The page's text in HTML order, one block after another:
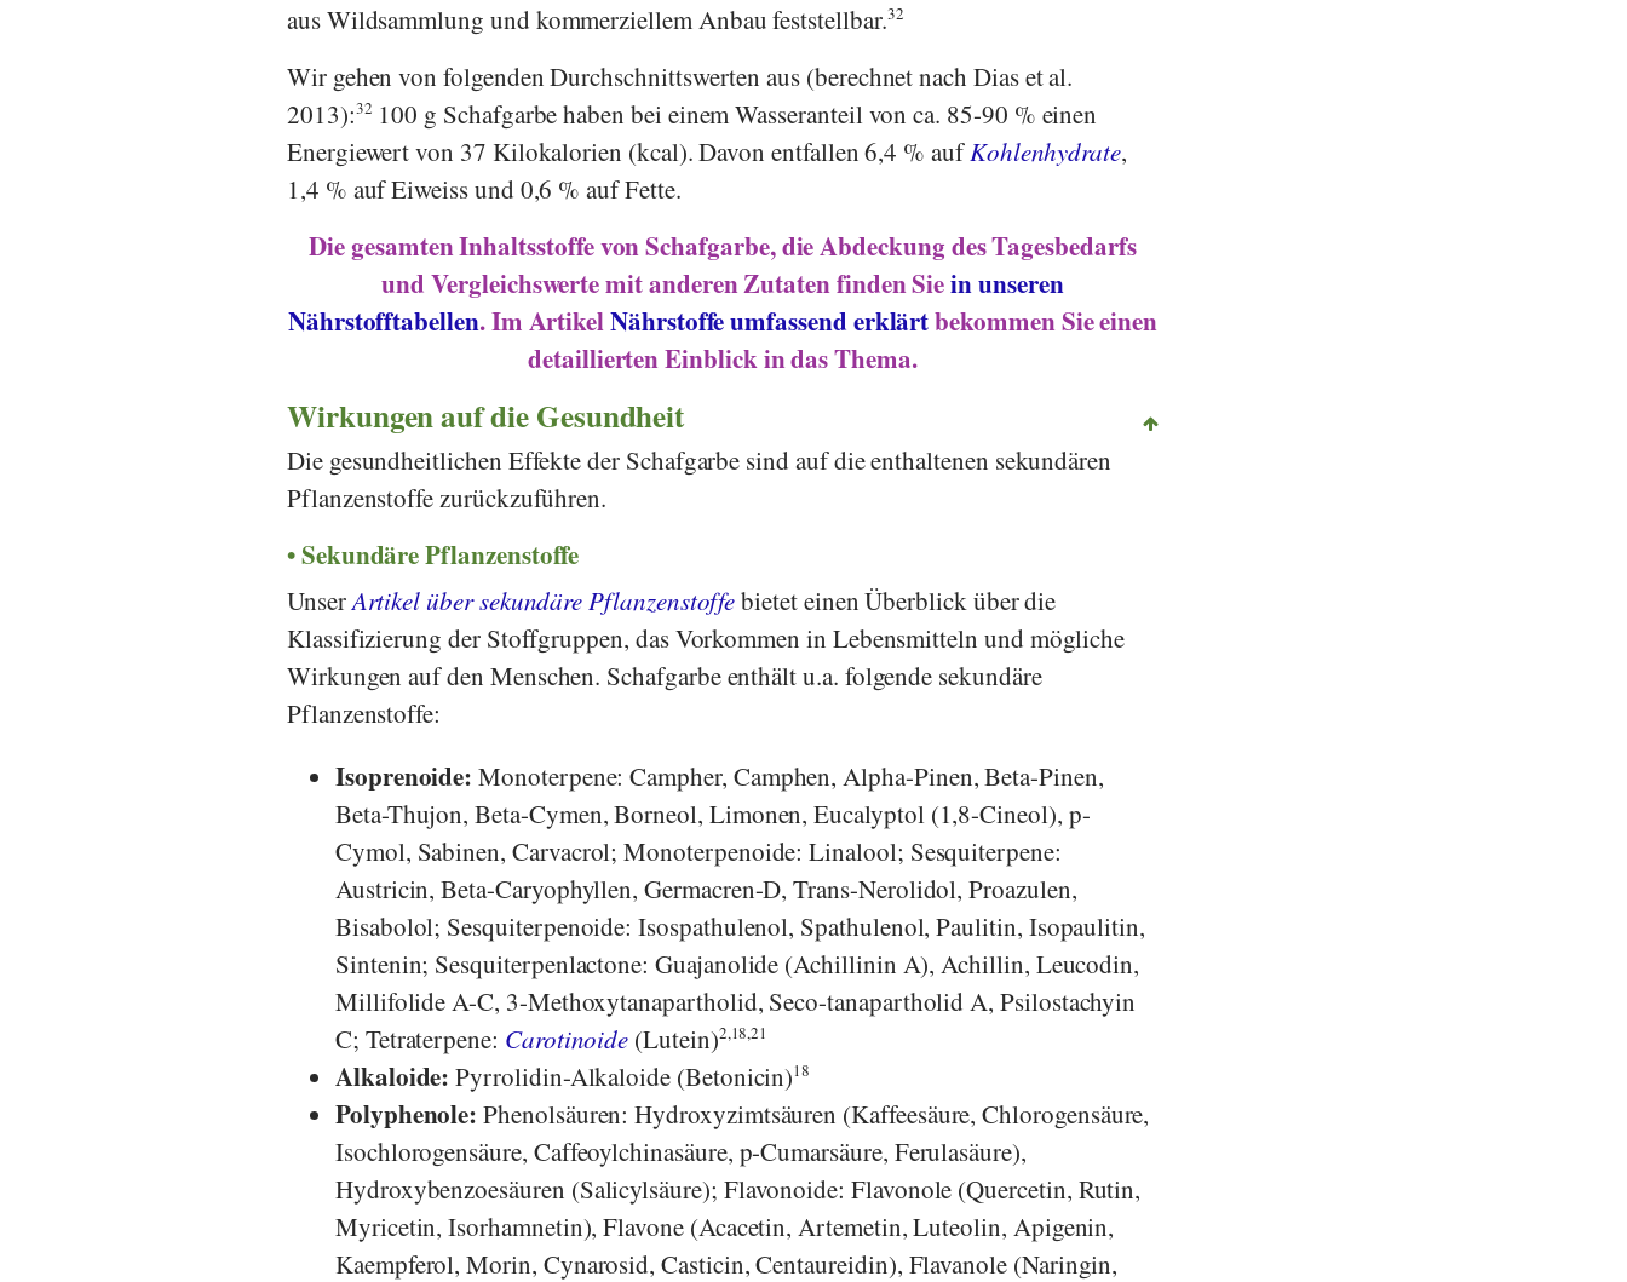
aus Wildsammlung und kommerziellem Anbau feststellbar.32
Wir gehen von folgenden Durchschnittswerten aus (berechnet nach Diaset al.
2013):32 100 g Schafgarbe haben bei einem Wasseranteil von ca. 85-90 % einen
Energiewert von 37 Kilokalorien (kcal). Davon entfallen 6,4 % aufKohlenhydrate,
1,4 % auf Eiweiss und 0,6 % auf Fette.
Die gesamten Inhaltsstoffe von Schafgarbe, die Abdeckung des Tagesbedarfs
und Vergleichswerte mit anderen Zutaten finden Siein unseren
Nährstofftabellen. Im ArtikelNährstoffe umfassend erklärtbekommen Sie einen
detaillierten Einblick in das Thema.
Wirkungen auf die Gesundheit
Die gesundheitlichen Effekte der Schafgarbe sind auf die enthaltenen sekundären
Pflanzenstoffe zurückzuführen.
Sekundäre Pflanzenstoffe
UnserArtikel über sekundäre Pflanzenstoffebietet einen Überblick über die
Klassifizierung der Stoffgruppen, das Vorkommen in Lebensmitteln und mögliche
Wirkungen auf den Menschen. Schafgarbe enthält u.a. folgende sekundäre
Pflanzenstoffe:
Isoprenoide: Monoterpene: Campher, Camphen, Alpha-Pinen, Beta-Pinen,
Beta-Thujon, Beta-Cymen, Borneol, Limonen, Eucalyptol (1,8-Cineol), p-
Cymol, Sabinen, Carvacrol; Monoterpenoide: Linalool; Sesquiterpene:
Austricin, Beta-Caryophyllen, Germacren-D, Trans-Nerolidol, Proazulen,
Bisabolol; Sesquiterpenoide: Isospathulenol, Spathulenol, Paulitin, Isopaulitin,
Sintenin; Sesquiterpenlactone: Guajanolide (Achillinin A), Achillin, Leucodin,
Millifolide A-C, 3-Methoxytanapartholid, Seco-tanapartholid A, Psilostachyin
C; Tetraterpene: Carotinoide (Lutein)2,18,21
Alkaloide:Pyrrolidin-Alkaloide (Betonicin)18
Polyphenole: Phenolsäuren: Hydroxyzimtsäuren (Kaffeesäure, Chlorogensäure,
Isochlorogensäure, Caffeoylchinasäure, p-Cumarsäure, Ferulasäure),
Hydroxybenzoesäuren (Salicylsäure); Flavonoide: Flavonole (Quercetin, Rutin,
Myricetin, Isorhamnetin), Flavone (Acacetin, Artemetin, Luteolin, Apigenin,
Kaempferol, Morin, Cynarosid, Casticin, Centaureidin), Flavanole (Naringin,